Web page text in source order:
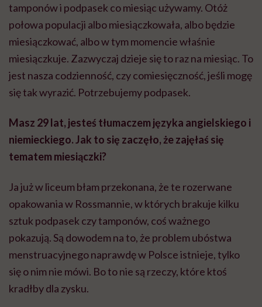
tamponów i podpasek co miesiąc używamy. Otóż
połowa populacji albo miesiączkowała, albo będzie
miesiączkować, albo w tym momencie właśnie
miesiączkuje. Zazwyczaj dzieje się to raz na miesiąc. To
jest nasza codzienność, czy comiesięczność, jeśli mogę
się tak wyrazić. Potrzebujemy podpasek.
Masz 29 lat, jesteś tłumaczem języka angielskiego i
niemieckiego. Jak to się zaczęło, że zajęłaś się
tematem miesiączki?
Ja już w liceum błam przekonana, że te rozerwane
opakowania w Rossmannie, w których brakuje kilku
sztuk podpasek czy tamponów, coś ważnego
pokazują. Są dowodem na to, że problem ubóstwa
menstruacyjnego naprawdę w Polsce istnieje, tylko
się o nim nie mówi. Bo to nie są rzeczy, które ktoś
kradłby dla zysku.